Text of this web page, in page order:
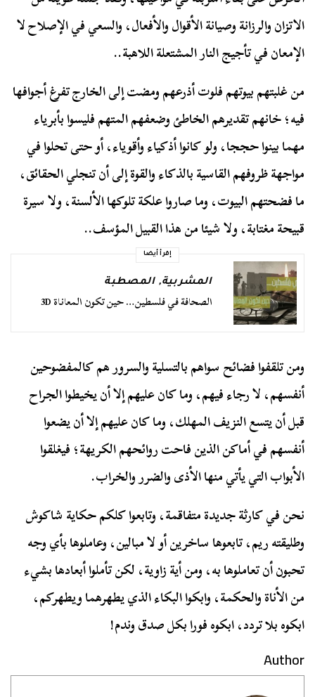
الاتزان والرزانة وصيانة الأقوال والأفعال، والسعي في الإصلاح لا
الإمعان في تأجيج النار المشتعلة اللاهبة..
من غلبتهم بيوتهم فلوت أذرعهم ومضت إلى الخارج تفرغ أجوافها
فيه؛ خانهم تقديرهم الخاطئ وضعفهم المتهم فليسوا بأبرياء
مهما بينوا حججا، ولو كانوا أذكياء وأقوياء، أو حتى تحلوا في
مواجهة ظروفهم القاسية بالذكاء والقوة إلى أن تنجلي الحقائق،
ما فضحتهم البيوت، وما صاروا علكة تلوكها الألسنة، ولا سيرة
قبيحة مغتابة، ولا شيئا من هذا القبيل المؤسف..
إقرأ أيضا
المشربية,المصطبة
الصحافة في فلسطين… حين تكون المعاناة 3D
ومن تلقفوا فضائح سواهم بالتسلية والسرور هم كالمفضوحين
أنفسهم، لا رجاء فيهم، وما كان عليهم إلا أن يخيطوا الجراح
قبل أن يتسع النزيف المهلك، وما كان عليهم إلا أن يضعوا
أنفسهم في أماكن الذين فاحت روائحهم الكريهة؛ فيغلقوا
الأبواب التي يأتي منها الأذى والضرر والخراب.
نحن في كارثة جديدة متفاقمة، وتابعوا كلكم حكاية شاكوش
وطليقته ريم، تابعوها ساخرين أو لا مبالين، وعاملوها بأي وجه
تحبون أن تعاملوها به، ومن أية زاوية، لكن تأملوا أبعادها بشيء
من الأناة والحكمة، وابكوا البكاء الذي يطهرهما ويطهركم،
ابكوه بلا تردد، ابكوه فورا بكل صدق وندم!
Author